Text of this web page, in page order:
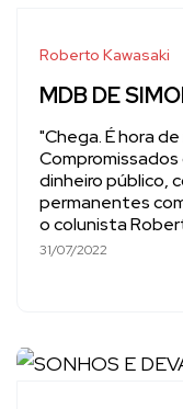
Roberto Kawasaki
MDB DE
"Chega. É hora
dinheiro público,
permanentes
o colunista
31/07/2022